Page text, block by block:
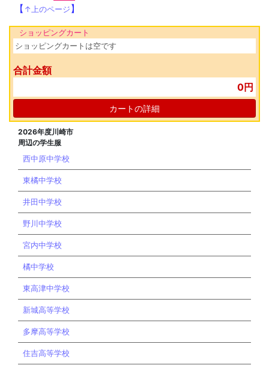
【 ↑上のページ】
ショッピングカート
ショッピングカートは空です
合計金額
0円
カートの詳細
2026年度川崎市
周辺の学生服
西中原中学校
東橘中学校
井田中学校
野川中学校
宮内中学校
橘中学校
東高津中学校
新城高等学校
多摩高等学校
住吉高等学校